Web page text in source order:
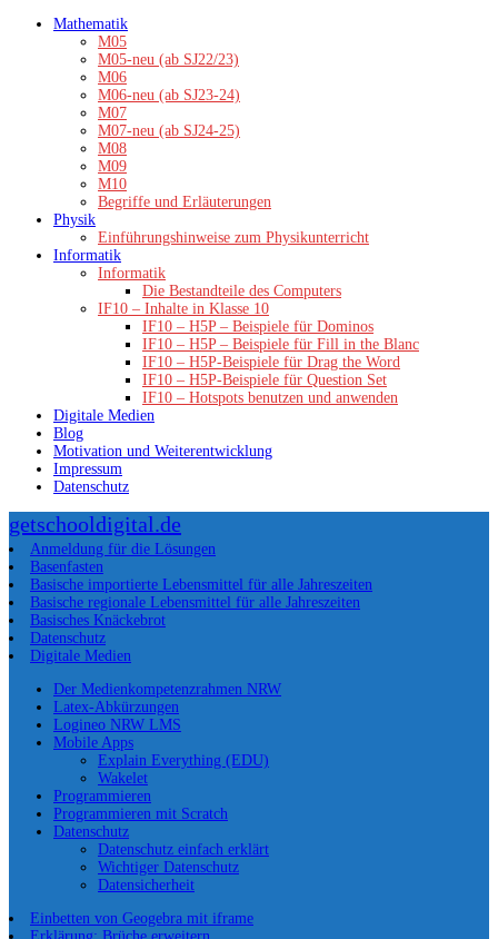
Zum
Mathematik
M05
M05-neu (ab SJ22/23)
M06
M06-neu (ab SJ23-24)
M07
M07-neu (ab SJ24-25)
M08
M09
M10
Begriffe und Erläuterungen
Physik
Einführungshinweise zum Physikunterricht
Informatik
Informatik
Die Bestandteile des Computers
IF10 – Inhalte in Klasse 10
IF10 – H5P – Beispiele für Dominos
IF10 – H5P – Beispiele für Fill in the Blanc
IF10 – H5P-Beispiele für Drag the Word
IF10 – H5P-Beispiele für Question Set
IF10 – Hotspots benutzen und anwenden
Digitale Medien
Blog
Motivation und Weiterentwicklung
Impressum
Datenschutz
getschooldigital.de
Anmeldung für die Lösungen
Basenfasten
Basische importierte Lebensmittel für alle Jahreszeiten
Basische regionale Lebensmittel für alle Jahreszeiten
Basisches Knäckebrot
Datenschutz
Digitale Medien
Der Medienkompetenzrahmen NRW
Latex-Abkürzungen
Logineo NRW LMS
Mobile Apps
Explain Everything (EDU)
Wakelet
Programmieren
Programmieren mit Scratch
Datenschutz
Datenschutz einfach erklärt
Wichtiger Datenschutz
Datensicherheit
Einbetten von Geogebra mit iframe